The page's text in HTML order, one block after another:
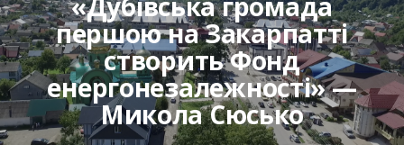
першою на Закарпатті
створить Фонд
енергонезалежності» —
Микола Сюсько